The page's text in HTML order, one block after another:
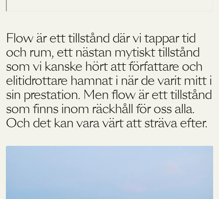
För återförsäljare
Flow är ett tillstånd där vi tappar tid
och rum, ett nästan mytiskt tillstånd
som vi kanske hört att författare och
elitidrottare hamnat i när de varit mitt i
sin prestation. Men flow är ett tillstånd
som finns inom räckhåll för oss alla.
Och det kan vara värt att sträva efter.